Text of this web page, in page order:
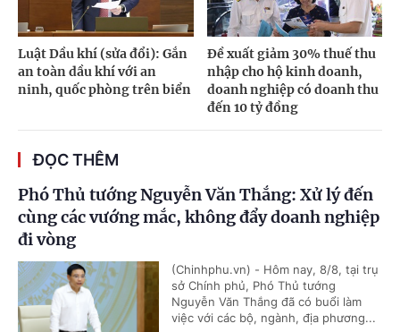
Luật Dầu khí (sửa đổi): Gắn
an toàn dầu khí với an
ninh, quốc phòng trên biển
Đề xuất giảm 30% thuế thu
nhập cho hộ kinh doanh,
doanh nghiệp có doanh thu
đến 10 tỷ đồng
ĐỌC THÊM
Phó Thủ tướng Nguyễn Văn Thắng: Xử lý đến
cùng các vướng mắc, không đẩy doanh nghiệp
đi vòng
(Chinhphu.vn) - Hôm nay, 8/8, tại trụ
sở Chính phủ, Phó Thủ tướng
Nguyễn Văn Thắng đã có buổi làm
việc với các bộ, ngành, địa phương...